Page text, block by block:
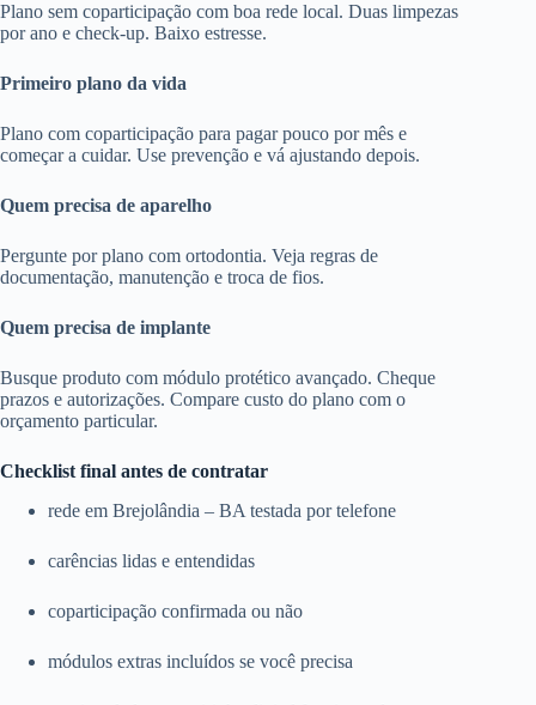
Plano sem coparticipação com boa rede local. Duas limpezas
por ano e check-up. Baixo estresse.
Primeiro plano da vida
Plano com coparticipação para pagar pouco por mês e
começar a cuidar. Use prevenção e vá ajustando depois.
Quem precisa de aparelho
Pergunte por plano com ortodontia. Veja regras de
documentação, manutenção e troca de fios.
Quem precisa de implante
Busque produto com módulo protético avançado. Cheque
prazos e autorizações. Compare custo do plano com o
orçamento particular.
Checklist final antes de contratar
rede em Brejolândia – BA testada por telefone
carências lidas e entendidas
coparticipação confirmada ou não
módulos extras incluídos se você precisa